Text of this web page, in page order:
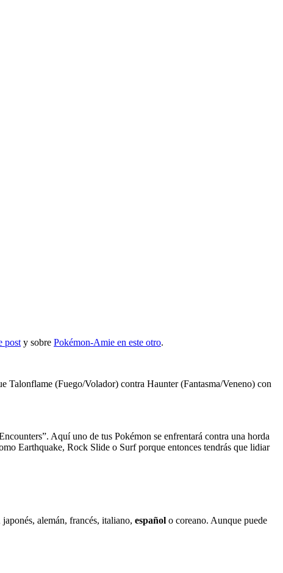
post y sobre Pokémon-Amie en este otro.
Talonflame (Fuego/Volador) contra Haunter (Fantasma/Veneno) con
Aquí uno de tus Pokémon se enfrentará contra una horda
Earthquake, Rock Slide o Surf porque entonces tendrás que lidiar
alemán, francés, italiano, español o coreano. Aunque puede